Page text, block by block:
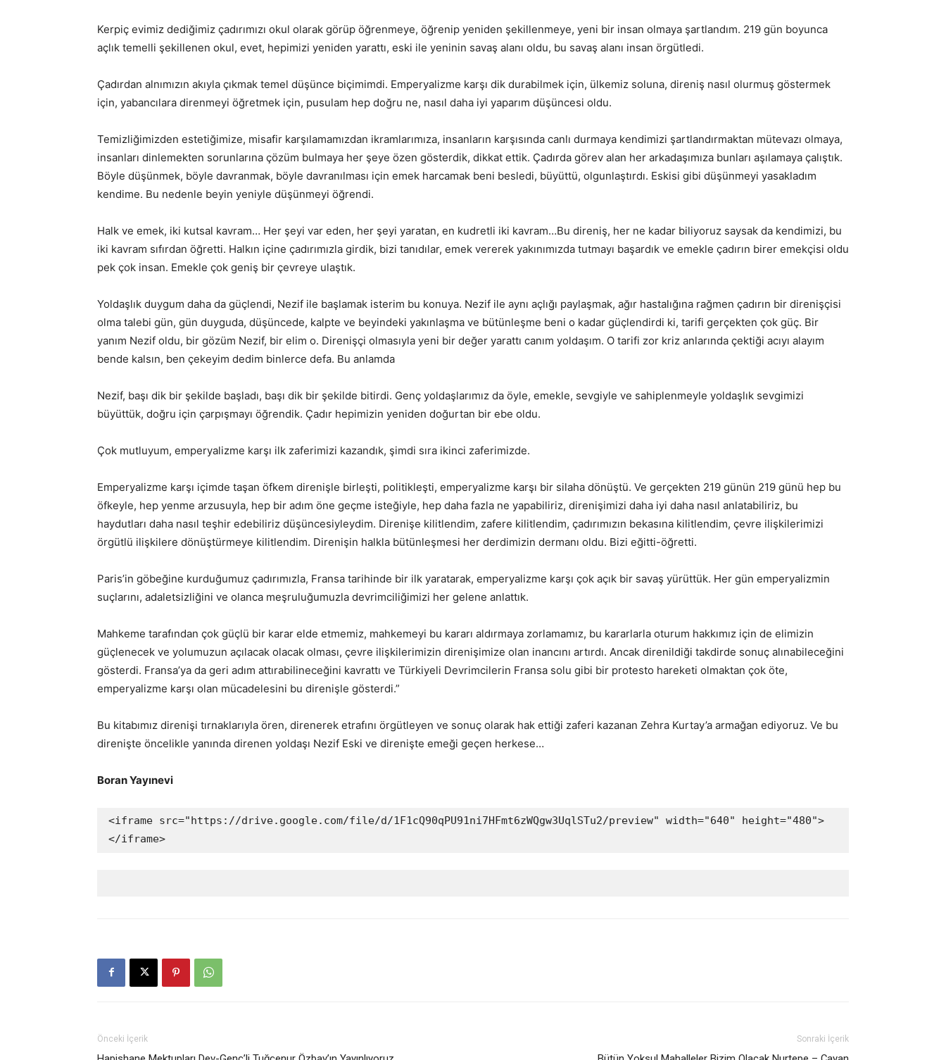
Kerpiç evimiz dediğimiz çadırımızı okul olarak görüp öğrenmeye, öğrenip yeniden şekillenmeye, yeni bir insan olmaya şartlandım. 219 gün boyunca
açlık temelli şekillenen okul, evet, hepimizi yeniden yarattı, eski ile yeninin savaş alanı oldu, bu savaş alanı insan örgütledi.
Çadırdan alnımızın akıyla çıkmak temel düşünce biçimimdi. Emperyalizme karşı dik durabilmek için, ülkemiz soluna, direniş nasıl olurmuş göstermek
için, yabancılara direnmeyi öğretmek için, pusulam hep doğru ne, nasıl daha iyi yaparım düşüncesi oldu.
Temizliğimizden estetiğimize, misafir karşılamamızdan ikramlarımıza, insanların karşısında canlı durmaya kendimizi şartlandırmaktan mütevazı olmaya,
insanları dinlemekten sorunlarına çözüm bulmaya her şeye özen gösterdik, dikkat ettik. Çadırda görev alan her arkadaşımıza bunları aşılamaya çalıştık.
Böyle düşünmek, böyle davranmak, böyle davranılması için emek harcamak beni besledi, büyüttü, olgunlaştırdı. Eskisi gibi düşünmeyi yasakladım
kendime. Bu nedenle beyin yeniyle düşünmeyi öğrendi.
Halk ve emek, iki kutsal kavram… Her şeyi var eden, her şeyi yaratan, en kudretli iki kavram…Bu direniş, her ne kadar biliyoruz saysak da kendimizi, bu
iki kavram sıfırdan öğretti. Halkın içine çadırımızla girdik, bizi tanıdılar, emek vererek yakınımızda tutmayı başardık ve emekle çadırın birer emekçisi oldu
pek çok insan. Emekle çok geniş bir çevreye ulaştık.
Yoldaşlık duygum daha da güçlendi, Nezif ile başlamak isterim bu konuya. Nezif ile aynı açlığı paylaşmak, ağır hastalığına rağmen çadırın bir direnişçisi
olma talebi gün, gün duyguda, düşüncede, kalpte ve beyindeki yakınlaşma ve bütünleşme beni o kadar güçlendirdi ki, tarifi gerçekten çok güç. Bir
yanım Nezif oldu, bir gözüm Nezif, bir elim o. Direnişçi olmasıyla yeni bir değer yarattı canım yoldaşım. O tarifi zor kriz anlarında çektiği acıyı alayım
bende kalsın, ben çekeyim dedim binlerce defa. Bu anlamda
Nezif, başı dik bir şekilde başladı, başı dik bir şekilde bitirdi. Genç yoldaşlarımız da öyle, emekle, sevgiyle ve sahiplenmeyle yoldaşlık sevgimizi
büyüttük, doğru için çarpışmayı öğrendik. Çadır hepimizin yeniden doğurtan bir ebe oldu.
Çok mutluyum, emperyalizme karşı ilk zaferimizi kazandık, şimdi sıra ikinci zaferimizde.
Emperyalizme karşı içimde taşan öfkem direnişle birleşti, politikleşti, emperyalizme karşı bir silaha dönüştü. Ve gerçekten 219 günün 219 günü hep bu
öfkeyle, hep yenme arzusuyla, hep bir adım öne geçme isteğiyle, hep daha fazla ne yapabiliriz, direnişimizi daha iyi daha nasıl anlatabiliriz, bu
haydutları daha nasıl teşhir edebiliriz düşüncesiyleydim. Direnişe kilitlendim, zafere kilitlendim, çadırımızın bekasına kilitlendim, çevre ilişkilerimizi
örgütlü ilişkilere dönüştürmeye kilitlendim. Direnişin halkla bütünleşmesi her derdimizin dermanı oldu. Bizi eğitti-öğretti.
Paris’in göbeğine kurduğumuz çadırımızla, Fransa tarihinde bir ilk yaratarak, emperyalizme karşı çok açık bir savaş yürüttük. Her gün emperyalizmin
suçlarını, adaletsizliğini ve olanca meşruluğumuzla devrimciliğimizi her gelene anlattık.
Mahkeme tarafından çok güçlü bir karar elde etmemiz, mahkemeyi bu kararı aldırmaya zorlamamız, bu kararlarla oturum hakkımız için de elimizin
güçlenecek ve yolumuzun açılacak olacak olması, çevre ilişkilerimizin direnişimize olan inancını artırdı. Ancak direnildiği takdirde sonuç alınabileceğini
gösterdi. Fransa’ya da geri adım attırabilineceğini kavrattı ve Türkiyeli Devrimcilerin Fransa solu gibi bir protesto hareketi olmaktan çok öte,
emperyalizme karşı olan mücadelesini bu direnişle gösterdi.”
Bu kitabımız direnişi tırnaklarıyla ören, direnerek etrafını örgütleyen ve sonuç olarak hak ettiği zaferi kazanan Zehra Kurtay’a armağan ediyoruz. Ve bu
direnişte öncelikle yanında direnen yoldaşı Nezif Eski ve direnişte emeği geçen herkese…
Boran Yayınevi
<iframe src="https://drive.google.com/file/d/1F1cQ90qPU91ni7HFmt6zWQgw3UqlSTu2/preview" width="640" height="480">
</iframe>
Önceki İçerik Sonraki İçerik